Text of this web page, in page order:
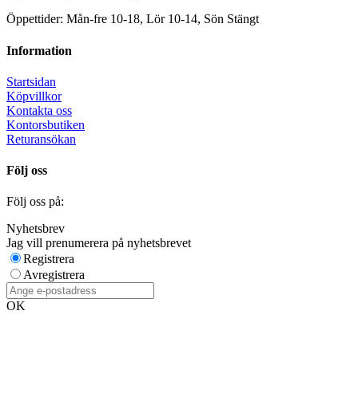
Öppettider: Mån-fre 10-18, Lör 10-14, Sön Stängt
Information
Startsidan
Köpvillkor
Kontakta oss
Kontorsbutiken
Returansökan
Följ oss
Följ oss på:
Nyhetsbrev
Jag vill prenumerera på nyhetsbrevet
Registrera
Avregistrera
OK